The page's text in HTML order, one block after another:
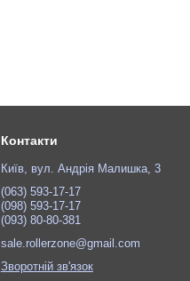
Контакти
Київ, вул. Андрія Малишка, 3
(063) 593-17-17
(098) 593-17-17
(093) 80-80-381
sale.rollerzone@gmail.com
Зворотній зв'язок